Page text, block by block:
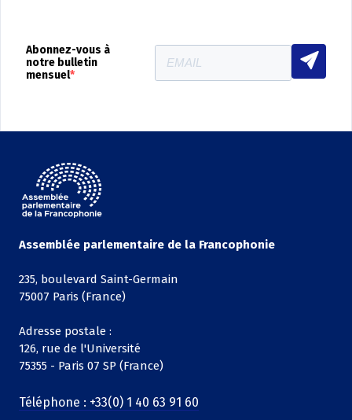
Abonnez-vous à
notre bulletin
mensuel
Assemblée parlementaire de la Francophonie
235, boulevard Saint-Germain
75007 Paris (France)
Adresse postale :
126, rue de l'Université
75355 - Paris 07 SP (France)
Téléphone : +33(0) 1 40 63 91 60